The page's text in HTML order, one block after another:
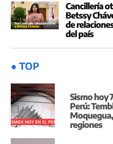
Cancillería
Betssy
de
del país
● TOP
Sismo hoy
Perú:
regiones